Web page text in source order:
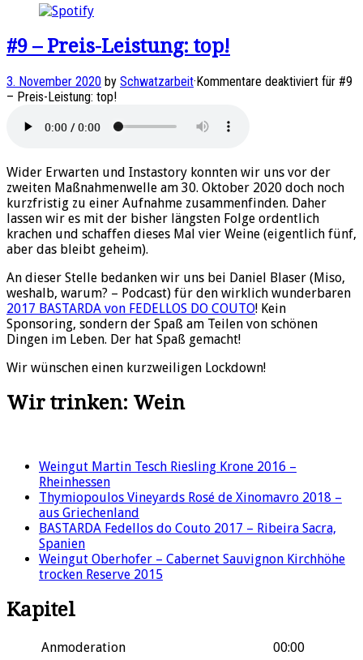
#9 – Preis-Leistung: top!
3. November 2020 by Schwatzarbeit· Kommentare deaktiviert für #9
– Preis-Leistung: top!
Wider Erwarten und Instastory konnten wir uns vor der
zweiten Maßnahmenwelle am 30. Oktober 2020 doch noch
kurzfristig zu einer Aufnahme zusammenfinden. Daher
lassen wir es mit der bisher längsten Folge ordentlich
krachen und schaffen dieses Mal vier Weine (eigentlich fünf,
aber das bleibt geheim).
An dieser Stelle bedanken wir uns bei Daniel Blaser (Miso,
weshalb, warum? – Podcast) für den wirklich wunderbaren
2017 BASTARDA von FEDELLOS DO COUTO! Kein
Sponsoring, sondern der Spaß am Teilen von schönen
Dingen im Leben. Der hat Spaß gemacht!
Wir wünschen einen kurzweiligen Lockdown!
Wir trinken: Wein
Weingut Martin Tesch Riesling Krone 2016 –
Rheinhessen
Thymiopoulos Vineyards Rosé de Xinomavro 2018 –
aus Griechenland
BASTARDA Fedellos do Couto 2017 – Ribeira Sacra,
Spanien
Weingut Oberhofer – Cabernet Sauvignon Kirchhöhe
trocken Reserve 2015
Kapitel
Anmoderation
00:00